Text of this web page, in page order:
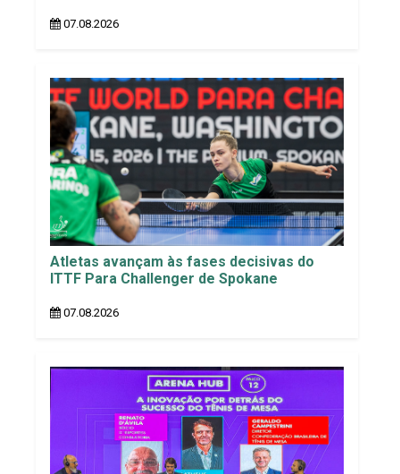
07.08.2026
Atletas avançam às fases decisivas do
ITTF Para Challenger de Spokane
07.08.2026